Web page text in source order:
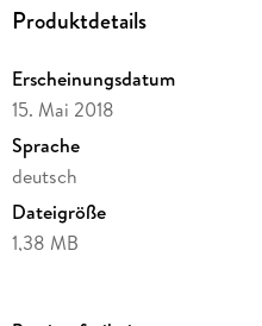
Betreuer von Jarod. Er ist Ex-
sich eingenommen und
den ersten Blick scheinen
liegen, aber schon bald muss
mehr mit Jarod, als ihm lieb ist.
Produktdetails
Erscheinungsdatum
15. Mai 2018
Sprache
deutsch
Dateigröße
1,38 MB